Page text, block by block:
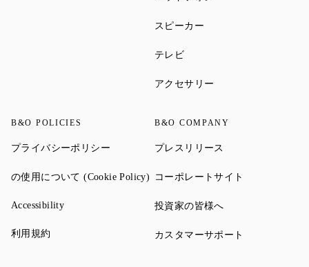
スピーカー
テレビLink Opens in New Tab
アクセサリー
B&O POLICIES
プライバシーポリシー Link Opens in New Tab
の使用について (Cookie Policy) Link Opens in New Tab
AccessibilityLink Opens in New Tab
利用規約
B&O COMPANY
プレスリリース
コーポレートサイト
投資家の皆様へ
カスタマーサポート